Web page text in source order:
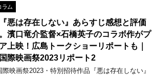
ラム
悪は存在しない』あらすじ感想と評価
濱口竜介監督×石橋英子のコラボ作がプ
上映！広島トークショーリポートも｜
際映画祭2023リポート2
際映画祭2023・特別招待作品『悪は存在しない』